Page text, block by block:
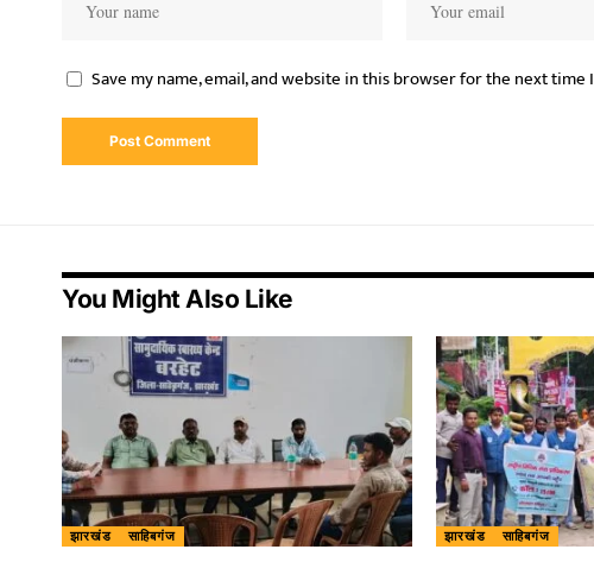
Save my name, email, and website in this browser for the next time
You Might Also Like
झारखंड साहिबगंज झारखंड साहिबगंज